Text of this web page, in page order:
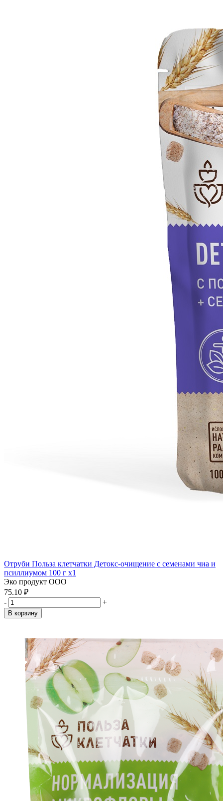
Отруби Польза клетчатки Детокс-очищение с семенами чиа и
псиллиумом 100 г x1
Эко продукт ООО
75.10 ₽
-
+
В корзину